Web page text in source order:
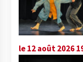
le 12 août 2026